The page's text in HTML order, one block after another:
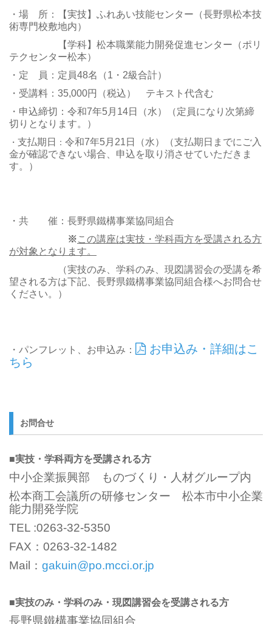
・場 所：【実技】ふれあい技能センター（長野県松本技
術専門校敷地内）
【学科】松本職業能力開発促進センター（ポリ
テクセンター松本）
・定 員：定員48名（1・2級合計）
・受講料：35,000円（税込） テキスト代含む
・申込締切：令和7年5月14日（水）（定員になり次第締
切りとなります。）
・ 支払期日 ： 令和7年5月21日（水）（支払期日までにご入
金が確認できない場合、申込を取り消させていただきま
す。）
・共 催：長野県鐵構事業協同組合
※この講座は実技・学科両方を受講される方
が対象となります。
（実技のみ、学科のみ、現図講習会の受講を希
望される方は下記、長野県鐵構事業協同組合様へお問合せ
ください。）
・パンフレット、お申込み：
お申込み・詳細はこ
ちら
お問合せ
■実技・学科両方を受講される方
中小企業振興部 ものづくり・人材グループ内
松本商工会議所の研修センター 松本市中小企業
能力開発学院
TEL :0263-32-5350
FAX：0263-32-1482
Mail： gakuin@po.mcci.or.jp
■実技のみ・学科のみ・現図講習会を受講される方
長野県鐵構事業協同組合